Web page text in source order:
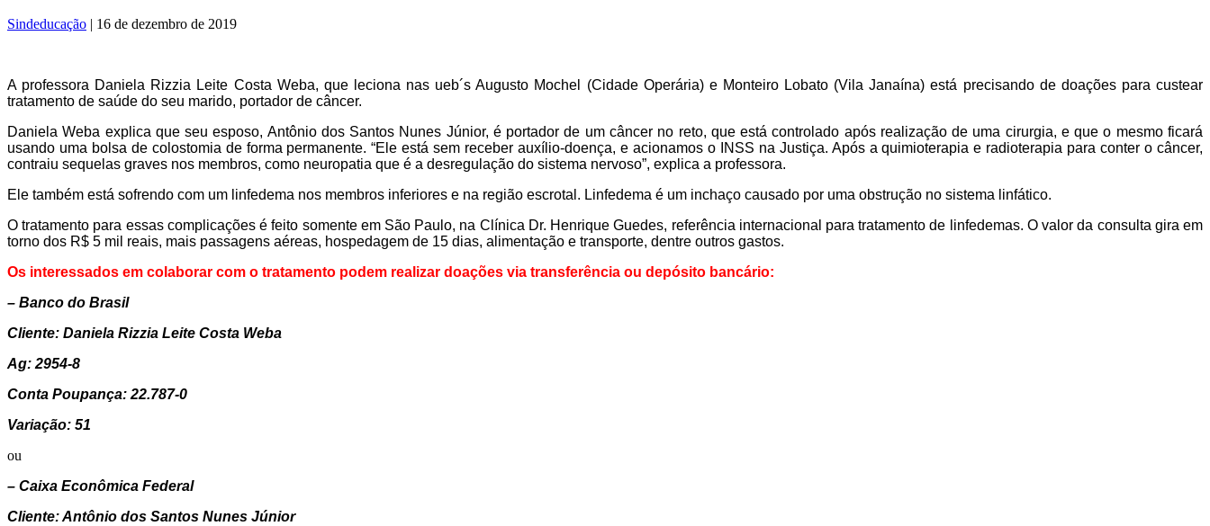
Sindeducação | 16 de dezembro de 2019
A professora Daniela Rizzia Leite Costa Weba, que leciona nas ueb´s Augusto Mochel (Cidade Operária) e Monteiro Lobato (Vila Janaína) está precisando de doações para custear
tratamento de saúde do seu marido, portador de câncer.
Daniela Weba explica que seu esposo, Antônio dos Santos Nunes Júnior, é portador de um câncer no reto, que está controlado após realização de uma cirurgia, e que o mesmo ficará
usando uma bolsa de colostomia de forma permanente. “Ele está sem receber auxílio-doença, e acionamos o INSS na Justiça. Após a quimioterapia e radioterapia para conter o câncer,
contraiu sequelas graves nos membros, como neuropatia que é a desregulação do sistema nervoso”, explica a professora.
Ele também está sofrendo com um linfedema nos membros inferiores e na região escrotal. Linfedema é um inchaço causado por uma obstrução no sistema linfático.
O tratamento para essas complicações é feito somente em São Paulo, na Clínica Dr. Henrique Guedes, referência internacional para tratamento de linfedemas. O valor da consulta gira em
torno dos R$ 5 mil reais, mais passagens aéreas, hospedagem de 15 dias, alimentação e transporte, dentre outros gastos.
Os interessados em colaborar com o tratamento podem realizar doações via transferência ou depósito bancário:
– Banco do Brasil
Cliente: Daniela Rizzia Leite Costa Weba
Ag: 2954-8
Conta Poupança: 22.787-0
Variação: 51
ou
– Caixa Econômica Federal
Cliente: Antônio dos Santos Nunes Júnior